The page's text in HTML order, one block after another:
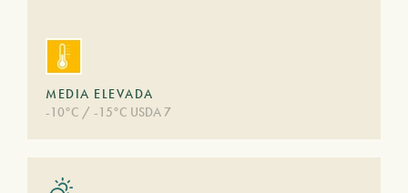
MEDIA ELEVADA
-10°C / -15°C USDA 7